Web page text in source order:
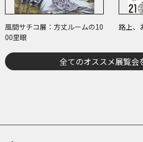
風間サチコ展：方丈ルームの10
00里眼
路上、
全てのオススメ展覧会